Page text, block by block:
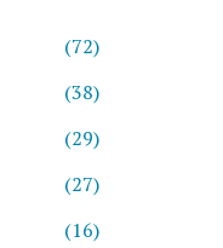
(72)
(38)
(29)
(27)
(16)